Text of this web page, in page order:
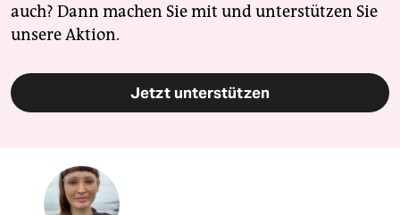
auch? Dann machen Sie mit und unterstützen Sie
unsere Aktion.
Jetzt unterstützen